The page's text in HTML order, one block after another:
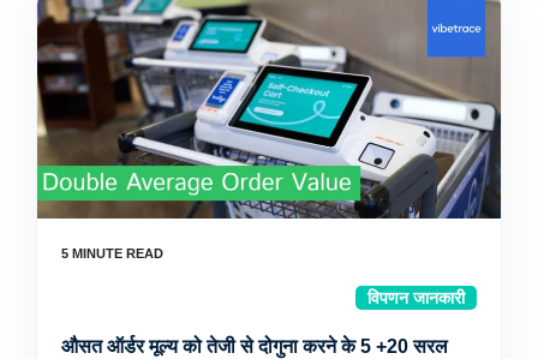
विपणन जानकारी
औसत ऑर्डर मूल्य को तेजी से दोगुना करने के 5 +20 सरल